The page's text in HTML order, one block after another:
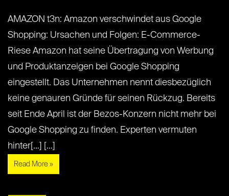
AMAZON t3n: Amazon verschwindet aus Google
Shopping: Ursachen und Folgen: E-Commerce-
Riese Amazon hat seine Übertragung von Werbung
und Produktanzeigen bei Google Shopping
eingestellt. Das Unternehmen nennt diesbezüglich
keine genauren Gründe für seinen Rückzug. Bereits
seit Ende April ist der Bezos-Konzern nicht mehr bei
Google Shopping zu finden. Experten vermuten
hinter[...] [...]
Read More »